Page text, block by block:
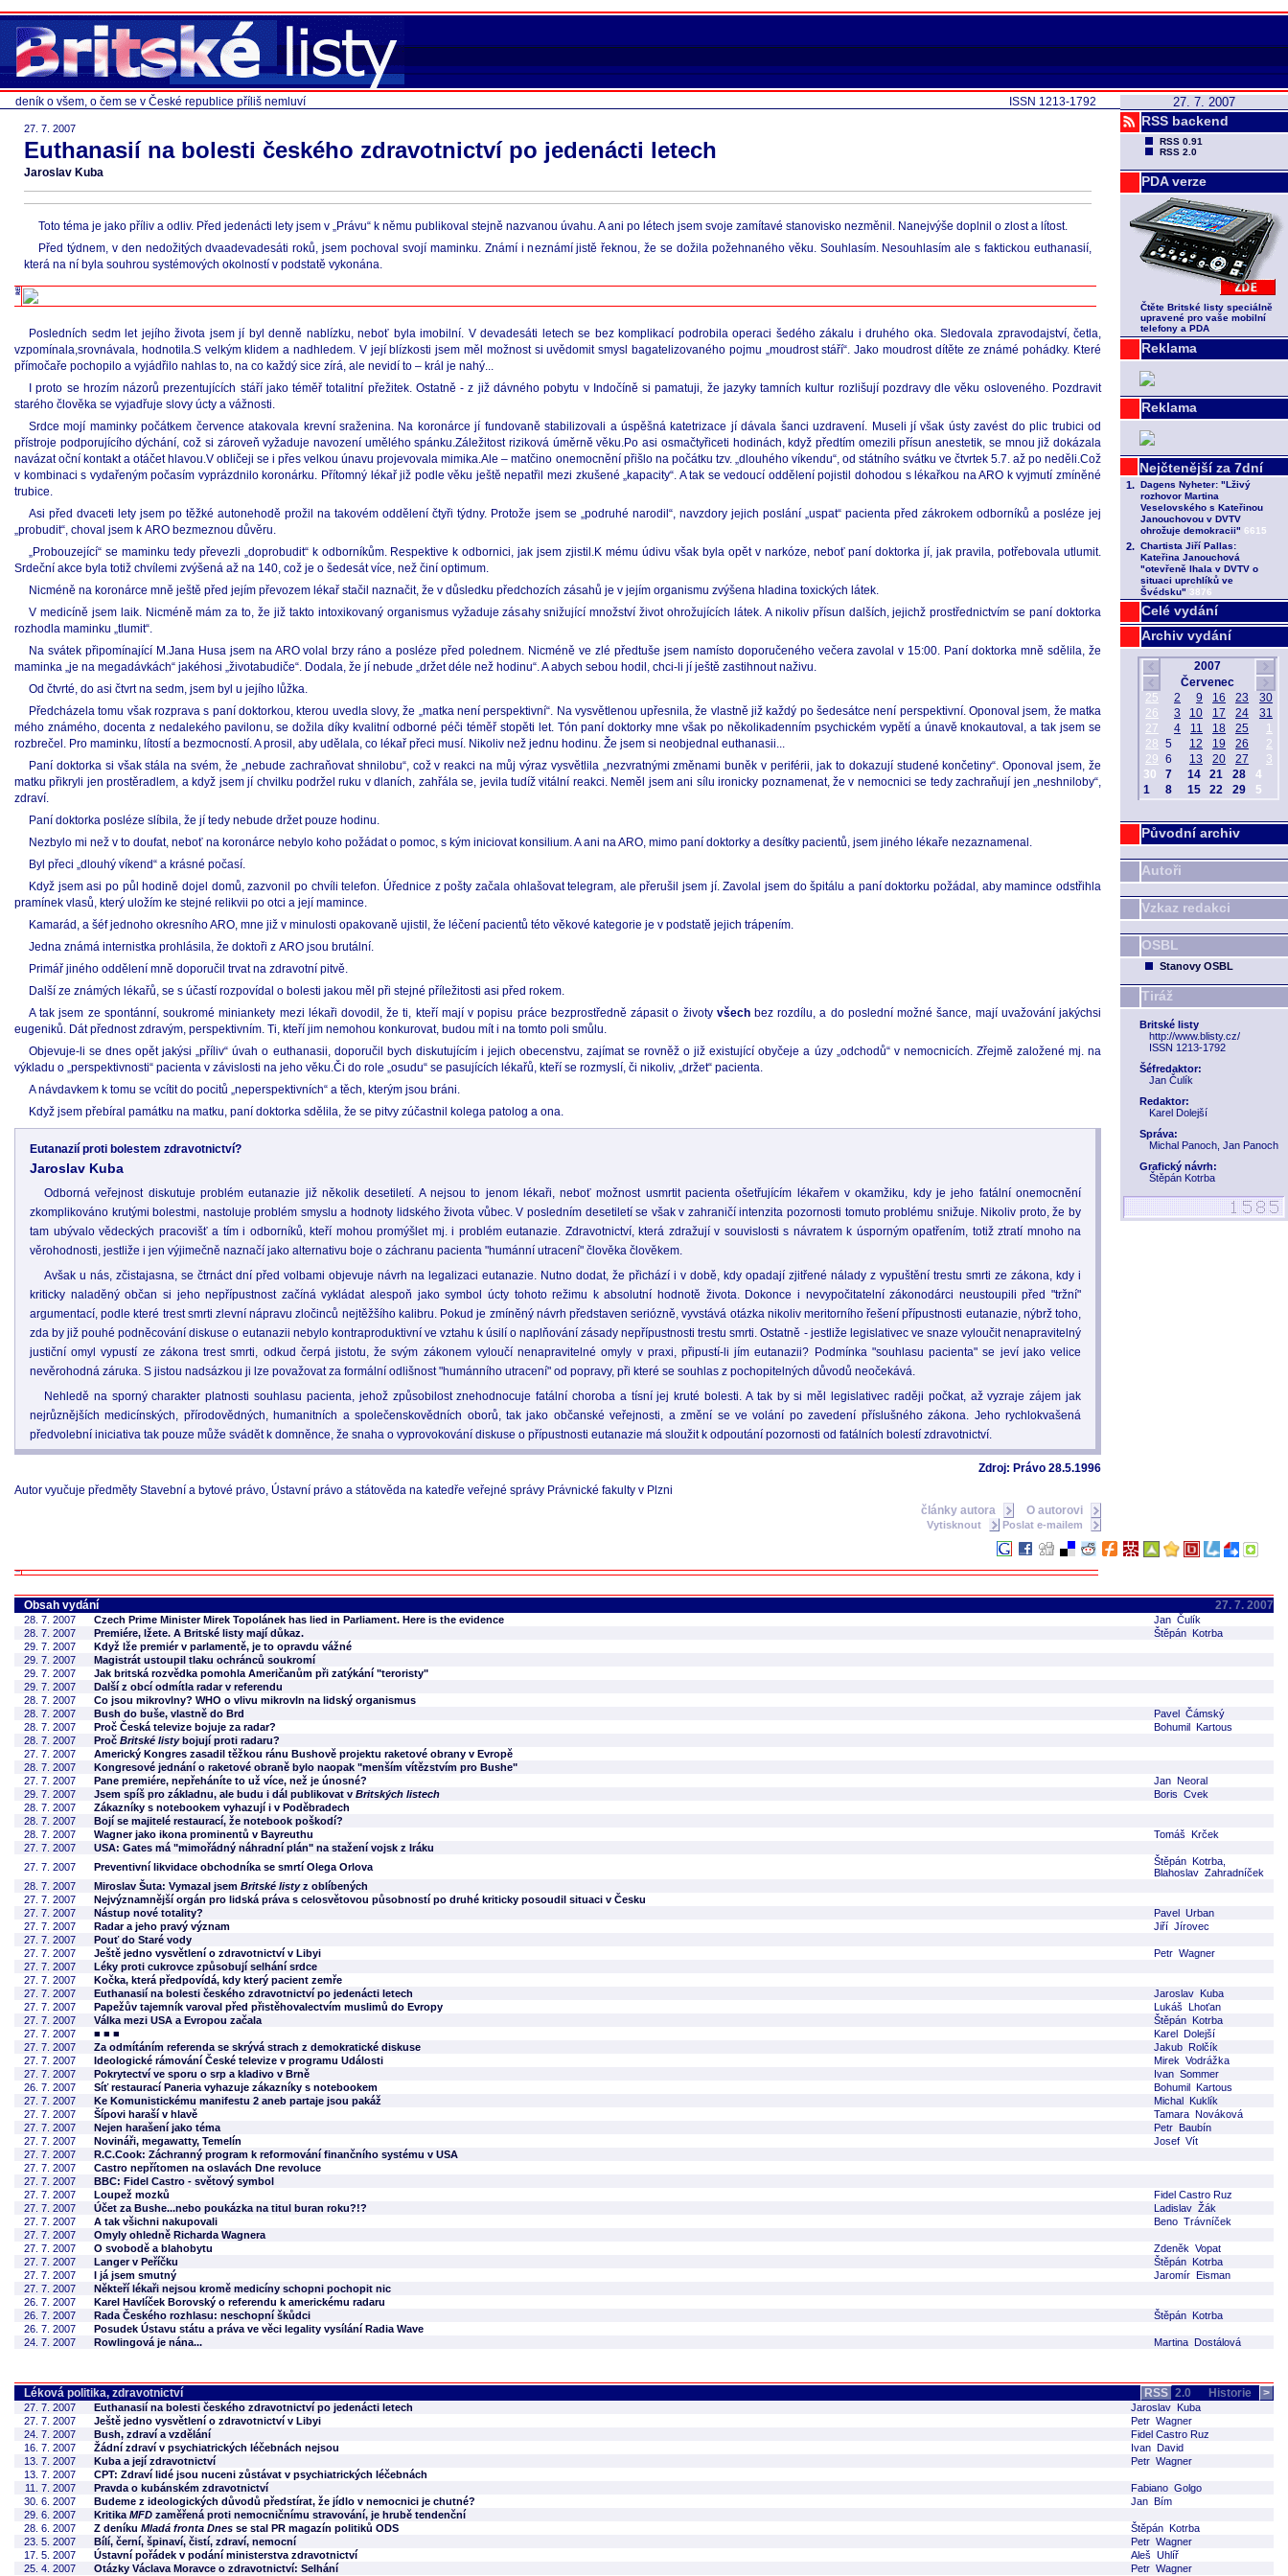
27. 7. 2007
RSS backend
RSS 0.91
RSS 2.0
PDA verze
Čtěte Britské listy speciálně
upravené pro vaše mobilní
telefony a PDA
Reklama
Reklama
Celé vydání
Archiv vydání
Původní archiv
Autoři
Vzkaz redakci
OSBL
Stanovy OSBL
Tiráž
Britské listy
http://www.blisty.cz/
ISSN 1213-1792
Šéfredaktor:
Jan Čulík
Redaktor:
Karel Dolejší
Správa:
Michal Panoch, Jan Panoch
Grafický návrh:
Štěpán Kotrba
ISSN 1213-1792
deník o všem, o čem se v České republice příliš nemluví
27. 7. 2007
Euthanasií na bolesti českého zdravotnictví po jedenácti letech
Jaroslav Kuba
Toto téma je jako příliv a odliv. Před jedenácti lety jsem v „Právu“ k němu publikoval stejně nazvanou úvahu. A ani po létech jsem svoje zamítavé stanovisko nezměnil. Nanejvýše doplnil o zlost a lítost.
Před týdnem, v den nedožitých dvaadevadesáti roků, jsem pochoval svojí maminku. Známí i neznámí jistě řeknou, že se dožila požehnaného věku. Souhlasím. Nesouhlasím ale s faktickou euthanasií,
která na ní byla souhrou systémových okolností v podstatě vykonána.
Posledních sedm let jejího života jsem jí byl denně nablízku, neboť byla imobilní. V devadesáti letech se bez komplikací podrobila operaci šedého zákalu i druhého oka. Sledovala zpravodajství, četla,
vzpomínala,srovnávala, hodnotila.S velkým klidem a nadhledem. V její blízkosti jsem měl možnost si uvědomit smysl bagatelizovaného pojmu „moudrost stáří“. Jako moudrost dítěte ze známé pohádky. Které
přímočaře pochopilo a vyjádřilo nahlas to, na co každý sice zírá, ale nevidí to – král je nahý...
I proto se hrozím názorů prezentujících stáří jako téměř totalitní přežitek. Ostatně - z již dávného pobytu v Indočíně si pamatuji, že jazyky tamních kultur rozlišují pozdravy dle věku osloveného. Pozdravit
starého člověka se vyjadřuje slovy úcty a vážnosti.
Srdce mojí maminky počátkem července atakovala krevní sraženina. Na koronárce jí fundovaně stabilizovali a úspěšná katetrizace jí dávala šanci uzdravení. Museli jí však ústy zavést do plic trubici od
přístroje podporujícího dýchání, což si zároveň vyžaduje navození umělého spánku.Záležitost riziková úměrně věku.Po asi osmačtyřiceti hodinách, když předtím omezili přísun anestetik, se mnou již dokázala
navázat oční kontakt a otáčet hlavou.V obličeji se i přes velkou únavu projevovala mimika.Ale – matčino onemocnění přišlo na počátku tzv. „dlouhého víkendu“, od státního svátku ve čtvrtek 5.7. až po neděli.Což
v kombinaci s vydařeným počasím vyprázdnilo koronárku. Přítomný lékař již podle věku ještě nepatřil mezi zkušené „kapacity“. A tak se vedoucí oddělení pojistil dohodou s lékařkou na ARO k vyjmutí zmíněné
trubice.
Asi před dvaceti lety jsem po těžké autonehodě prožil na takovém oddělení čtyři týdny. Protože jsem se „podruhé narodil“, navzdory jejich poslání „uspat“ pacienta před zákrokem odborníků a posléze jej
„probudit“, choval jsem k ARO bezmeznou důvěru.
„Probouzející“ se maminku tedy převezli „doprobudit“ k odborníkům. Respektive k odbornici, jak jsem zjistil.K mému údivu však byla opět v narkóze, neboť paní doktorka jí, jak pravila, potřebovala utlumit.
Srdeční akce byla totiž chvílemi zvýšená až na 140, což je o šedesát více, než činí optimum.
Nicméně na koronárce mně ještě před jejím převozem lékař stačil naznačit, že v důsledku předchozích zásahů je v jejím organismu zvýšena hladina toxických látek.
V medicíně jsem laik. Nicméně mám za to, že již takto intoxikovaný organismus vyžaduje zásahy snižující množství život ohrožujících látek. A nikoliv přísun dalších, jejichž prostřednictvím se paní doktorka
rozhodla maminku „tlumit“.
Na svátek připomínající M.Jana Husa jsem na ARO volal brzy ráno a posléze před polednem. Nicméně ve zlé předtuše jsem namísto doporučeného večera zavolal v 15:00. Paní doktorka mně sdělila, že
maminka „je na megadávkách“ jakéhosi „životabudiče“. Dodala, že jí nebude „držet déle než hodinu“. A abych sebou hodil, chci-li jí ještě zastihnout naživu.
Od čtvrté, do asi čtvrt na sedm, jsem byl u jejího lůžka.
Předcházela tomu však rozprava s paní doktorkou, kterou uvedla slovy, že „matka není perspektivní“. Na vysvětlenou upřesnila, že vlastně již každý po šedesátce není perspektivní. Oponoval jsem, že matka
mého známého, docenta z nedalekého pavilonu, se dožila díky kvalitní odborné péči téměř stopěti let. Tón paní doktorky mne však po několikadenním psychickém vypětí a únavě knokautoval, a tak jsem se
rozbrečel. Pro maminku, lítostí a bezmocností. A prosil, aby udělala, co lékař přeci musí. Nikoliv než jednu hodinu. Že jsem si neobjednal euthanasii...
Paní doktorka si však stála na svém, že „nebude zachraňovat shnilobu“, což v reakci na můj výraz vysvětlila „nezvratnými změnami buněk v periférii, jak to dokazují studené končetiny“. Oponoval jsem, že
matku přikryli jen prostěradlem, a když jsem jí chvilku podržel ruku v dlaních, zahřála se, jevila tudíž vitální reakci. Neměl jsem ani sílu ironicky poznamenat, že v nemocnici se tedy zachraňují jen „neshniloby“,
zdraví.
Paní doktorka posléze slíbila, že jí tedy nebude držet pouze hodinu.
Nezbylo mi než v to doufat, neboť na koronárce nebylo koho požádat o pomoc, s kým iniciovat konsilium. A ani na ARO, mimo paní doktorky a desítky pacientů, jsem jiného lékaře nezaznamenal.
Byl přeci „dlouhý víkend“ a krásné počasí.
Když jsem asi po půl hodině dojel domů, zazvonil po chvíli telefon. Úřednice z pošty začala ohlašovat telegram, ale přerušil jsem jí. Zavolal jsem do špitálu a paní doktorku požádal, aby mamince odstřihla
pramínek vlasů, který uložím ke stejné relikvii po otci a její mamince.
Kamarád, a šéf jednoho okresního ARO, mne již v minulosti opakovaně ujistil, že léčení pacientů této věkové kategorie je v podstatě jejich trápením.
Jedna známá internistka prohlásila, že doktoři z ARO jsou brutální.
Primář jiného oddělení mně doporučil trvat na zdravotní pitvě.
Další ze známých lékařů, se s účastí rozpovídal o bolesti jakou měl při stejné příležitosti asi před rokem.
A tak jsem ze spontánní, soukromé miniankety mezi lékaři dovodil, že ti, kteří mají v popisu práce bezprostředně zápasit o životy všech bez rozdílu, a do poslední možné šance, mají uvažování jakýchsi
eugeniků. Dát přednost zdravým, perspektivním. Ti, kteří jim nemohou konkurovat, budou mít i na tomto poli smůlu.
Objevuje-li se dnes opět jakýsi „příliv“ úvah o euthanasii, doporučil bych diskutujícím i jejich obecenstvu, zajímat se rovněž o již existující obyčeje a úzy „odchodů“ v nemocnicích. Zřejmě založené mj. na
výkladu o „perspektivnosti“ pacienta v závislosti na jeho věku.Či do role „osudu“ se pasujících lékařů, kteří se rozmyslí, či nikoliv, „držet“ pacienta.
A návdavkem k tomu se vcítit do pocitů „neperspektivních“ a těch, kterým jsou bráni.
Když jsem přebíral památku na matku, paní doktorka sdělila, že se pitvy zúčastnil kolega patolog a ona.
Eutanazií proti bolestem zdravotnictví?
Jaroslav Kuba
Odborná veřejnost diskutuje problém eutanazie již několik desetiletí. A nejsou to jenom lékaři, neboť možnost usmrtit pacienta ošetřujícím lékařem v okamžiku, kdy je jeho fatální onemocnění
zkomplikováno krutými bolestmi, nastoluje problém smyslu a hodnoty lidského života vůbec. V posledním desetiletí se však v zahraničí intenzita pozornosti tomuto problému snižuje. Nikoliv proto, že by
tam ubývalo vědeckých pracovišť a tím i odborníků, kteří mohou promýšlet mj. i problém eutanazie. Zdravotnictví, která zdražují v souvislosti s návratem k úsporným opatřením, totiž ztratí mnoho na
věrohodnosti, jestliže i jen výjimečně naznačí jako alternativu boje o záchranu pacienta "humánní utracení" člověka člověkem.
Avšak u nás, zčistajasna, se čtrnáct dní před volbami objevuje návrh na legalizaci eutanazie. Nutno dodat, že přichází i v době, kdy opadají zjitřené nálady z vypuštění trestu smrti ze zákona, kdy i
kriticky naladěný občan si jeho nepřípustnost začíná vykládat alespoň jako symbol úcty tohoto režimu k absolutní hodnotě života. Dokonce i nevypočitatelní zákonodárci neustoupili před "tržní"
argumentací, podle které trest smrti zlevní nápravu zločinců nejtěžšího kalibru. Pokud je zmíněný návrh představen seriózně, vyvstává otázka nikoliv meritorního řešení přípustnosti eutanazie, nýbrž toho,
zda by již pouhé podněcování diskuse o eutanazii nebylo kontraproduktivní ve vztahu k úsilí o naplňování zásady nepřípustnosti trestu smrti. Ostatně - jestliže legislativec ve snaze vyloučit nenapravitelný
justiční omyl vypustí ze zákona trest smrti, odkud čerpá jistotu, že svým zákonem vyloučí nenapravitelné omyly v praxi, připustí-li jím eutanazii? Podmínka "souhlasu pacienta" se jeví jako velice
nevěrohodná záruka. S jistou nadsázkou ji lze považovat za formální odlišnost "humánního utracení" od popravy, při které se souhlas z pochopitelných důvodů neočekává.
Nehledě na sporný charakter platnosti souhlasu pacienta, jehož způsobilost znehodnocuje fatální choroba a tísní jej kruté bolesti. A tak by si měl legislativec raději počkat, až vyzraje zájem jak
nejrůznějších medicínských, přírodovědných, humanitních a společenskovědních oborů, tak jako občanské veřejnosti, a změní se ve volání po zavedení příslušného zákona. Jeho rychlokvašená
předvolební iniciativa tak pouze může svádět k domněnce, že snaha o vyprovokování diskuse o přípustnosti eutanazie má sloužit k odpoutání pozornosti od fatálních bolestí zdravotnictví.
Zdroj: Právo 28.5.1996
Autor vyučuje předměty Stavební a bytové právo, Ústavní právo a státověda na katedře veřejné správy Právnické fakulty v Plzni
články autora
O autorovi
Vytisknout Poslat e-mailem
Obsah vydání 27. 7. 2007
28. 7. 2007 Czech Prime Minister Mirek Topolánek has lied in Parliament. Here is the evidence
Jan Čulík
28. 7. 2007
Premiére, lžete. A Britské listy mají důkaz.
Štěpán Kotrba
29. 7. 2007
Když lže premiér v parlamentě, je to opravdu vážné
29. 7. 2007
Magistrát ustoupil tlaku ochránců soukromí
29. 7. 2007
Jak britská rozvědka pomohla Američanům při zatýkání "teroristy"
29. 7. 2007
Další z obcí odmítla radar v referendu
28. 7. 2007
Co jsou mikrovlny? WHO o vlivu mikrovln na lidský organismus
28. 7. 2007
Bush do buše, vlastně do Brd
Pavel Čámský
28. 7. 2007
Proč Česká televize bojuje za radar?
Bohumil Kartous
28. 7. 2007
Proč Britské listybojují proti radaru?
27. 7. 2007
Americký Kongres zasadil těžkou ránu Bushově projektu raketové obrany v Evropě
28. 7. 2007
Kongresové jednání o raketové obraně bylo naopak "menším vítězstvím pro Bushe"
27. 7. 2007
Pane premiére, nepřeháníte to už více, než je únosné?
Jan Neoral
29. 7. 2007
Jsem spíš pro základnu, ale budu i dál publikovat v Britských listech
Boris Cvek
28. 7. 2007
Zákazníky s notebookem vyhazují i v Poděbradech
28. 7. 2007
Bojí se majitelé restaurací, že notebook poškodí?
28. 7. 2007
Wagner jako ikona prominentů v Bayreuthu
Tomáš Krček
27. 7. 2007
USA: Gates má "mimořádný náhradní plán" na stažení vojsk z Iráku
27. 7. 2007
Preventivní likvidace obchodníka se smrtí Olega Orlova
Štěpán Kotrba,
Blahoslav Zahradníček
28. 7. 2007
Miroslav Šuta: Vymazal jsem Britské listyz oblíbených
27. 7. 2007
Nejvýznamnější orgán pro lidská práva s celosvětovou působností po druhé kriticky posoudil situaci v Česku
27. 7. 2007
Nástup nové totality?
Pavel Urban
27. 7. 2007
Radar a jeho pravý význam
Jiří Jírovec
27. 7. 2007
Pouť do Staré vody
27. 7. 2007
Ještě jedno vysvětlení o zdravotnictví v Libyi
Petr Wagner
27. 7. 2007
Léky proti cukrovce způsobují selhání srdce
27. 7. 2007
Kočka, která předpovídá, kdy který pacient zemře
27. 7. 2007
Euthanasií na bolesti českého zdravotnictví po jedenácti letech
Jaroslav Kuba
27. 7. 2007
Papežův tajemník varoval před přistěhovalectvím muslimů do Evropy
Lukáš Lhoťan
27. 7. 2007
Válka mezi USA a Evropou začala
Štěpán Kotrba
27. 7. 2007
■ ■ ■
Karel Dolejší
27. 7. 2007
Za odmítáním referenda se skrývá strach z demokratické diskuse
Jakub Rolčík
27. 7. 2007
Ideologické rámování České televize v programu Události
Mirek Vodrážka
27. 7. 2007
Pokrytectví ve sporu o srp a kladivo v Brně
Ivan Sommer
26. 7. 2007
Síť restaurací Paneria vyhazuje zákazníky s notebookem
Bohumil Kartous
27. 7. 2007
Ke Komunistickému manifestu 2 aneb partaje jsou pakáž
Michal Kuklík
27. 7. 2007
Šípovi haraší v hlavě
Tamara Nováková
27. 7. 2007
Nejen harašení jako téma
Petr Baubín
27. 7. 2007
Novináři, megawatty, Temelín
Josef Vít
27. 7. 2007
R.C.Cook: Záchranný program k reformování finančního systému v USA
27. 7. 2007
Castro nepřítomen na oslavách Dne revoluce
27. 7. 2007
BBC: Fidel Castro - světový symbol
27. 7. 2007
Loupež mozků
Fidel Castro Ruz
27. 7. 2007
Účet za Bushe...nebo poukázka na titul buran roku?!?
Ladislav Žák
27. 7. 2007
A tak všichni nakupovali
Beno Trávníček
27. 7. 2007
Omyly ohledně Richarda Wagnera
27. 7. 2007
O svobodě a blahobytu
Zdeněk Vopat
27. 7. 2007
Langer v Peříčku
Štěpán Kotrba
27. 7. 2007
I já jsem smutný
Jaromír Eisman
27. 7. 2007
Někteří lékaři nejsou kromě medicíny schopni pochopit nic
26. 7. 2007
Karel Havlíček Borovský o referendu k americkému radaru
26. 7. 2007
Rada Českého rozhlasu: neschopní škůdci
Štěpán Kotrba
26. 7. 2007
Posudek Ústavu státu a práva ve věci legality vysílání Radia Wave
24. 7. 2007
Rowlingová je nána... Martina Dostálová
Léková politika, zdravotnictví RSS 2.0 Historie >
27. 7. 2007 Euthanasií na bolesti českého zdravotnictví po jedenácti letech
Jaroslav Kuba
27. 7. 2007
Ještě jedno vysvětlení o zdravotnictví v Libyi
Petr Wagner
24. 7. 2007
Bush, zdraví a vzdělání
Fidel Castro Ruz
16. 7. 2007
Žádní zdraví v psychiatrických léčebnách nejsou
Ivan David
13. 7. 2007
Kuba a její zdravotnictví
Petr Wagner
13. 7. 2007
CPT: Zdraví lidé jsou nuceni zůstávat v psychiatrických léčebnách
11. 7. 2007
Pravda o kubánském zdravotnictví
Fabiano Golgo
30. 6. 2007
Budeme z ideologických důvodů předstírat, že jídlo v nemocnici je chutné?
Jan Bím
29. 6. 2007
Kritika MFD zaměřená proti nemocničnímu stravování, je hrubě tendenční
28. 6. 2007
Z deníku Mladá fronta Dnes se stal PR magazín politiků ODS
Štěpán Kotrba
23. 5. 2007
Bílí, černí, špinaví, čistí, zdraví, nemocní
Petr Wagner
17. 5. 2007
Ústavní pořádek v podání ministerstva zdravotnictví
Aleš Uhlíř
25. 4. 2007
Otázky Václava Moravce o zdravotnictví: Selhání Petr Wagner